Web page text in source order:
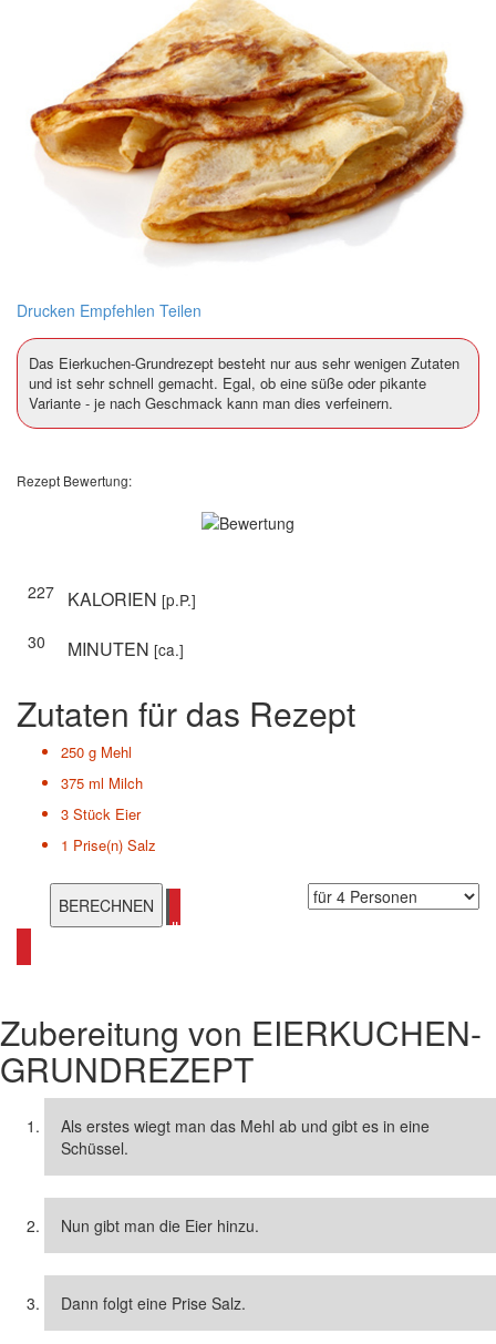
Drucken Empfehlen Teilen
Das Eierkuchen-Grundrezept besteht nur aus sehr wenigen Zutaten
und ist sehr schnell gemacht. Egal, ob eine süße oder pikante
Variante - je nach Geschmack kann man dies verfeinern.
Rezept Bewertung:
227 KALORIEN [p.P.]
30
MINUTEN [ca.]
Zutaten für das Rezept
250 g Mehl
375 ml Milch
3 Stück Eier
1 Prise(n) Salz
alle Pfannkuchen Rezepte ansehen
Zubereitung von EIERKUCHEN-
GRUNDREZEPT
Als erstes wiegt man das Mehl ab und gibt es in eine
Schüssel.
Nun gibt man die Eier hinzu.
Dann folgt eine Prise Salz.